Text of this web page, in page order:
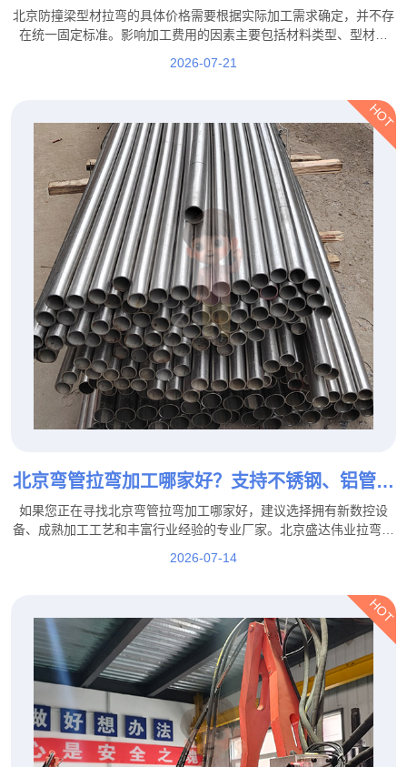
素都有哪些？
北京防撞梁型材拉弯的具体价格需要根据实际加工需求确定，并不存
在统一固定标准。影响加工费用的因素主要包括材料类型、型材规
2026-07-21
HOT
北京弯管拉弯加工哪家好？支持不锈钢、铝管、
方管拉弯定制
如果您正在寻找北京弯管拉弯加工哪家好，建议选择拥有新数控设
备、成熟加工工艺和丰富行业经验的专业厂家。北京盛达伟业拉弯厂
2026-07-14
HOT